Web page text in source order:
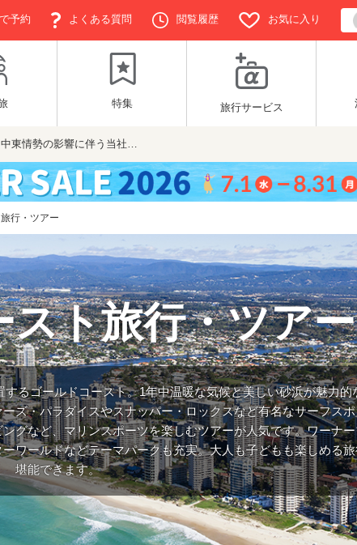
予約 よくある質問 閲覧履歴 お気に入り
特集 旅行サービス
中東情勢の影響に伴う当社…
行・ツアー
ト旅行・ツアー
るゴールドコースト。1年中温暖な気候と美しい砂浜が魅力的
ズ・パラダイスやスナッパー・ロックスなど有名なサーフス
グなど、マリンスポーツを楽しむツアーが人気です。ワーナ
ワールドなどテーマパークも充実。大人も子どもも楽しめる
堪能できます。